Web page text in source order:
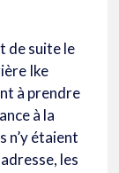
de suite le
Ike
à prendre
à la
n’y étaient
les